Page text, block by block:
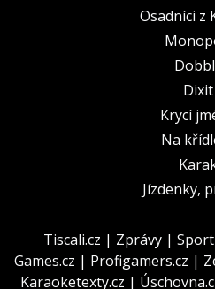
Osadníci z
Dixit
Krycí
Na
Jízdenky,
Tiscali.cz | Zprávy | Sport
Games.cz | Profigamers.cz |
Karaoketexty.cz |